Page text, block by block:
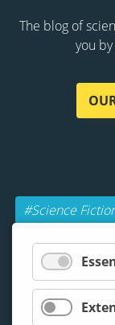
The blog of
you
#Science
#Autoren